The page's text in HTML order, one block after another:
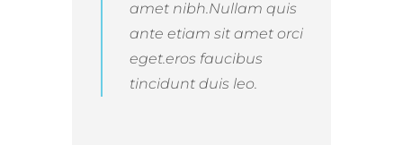
amet nibh.Nullam quis
ante etiam sit amet orci
eget.eros faucibus
tincidunt duis leo.